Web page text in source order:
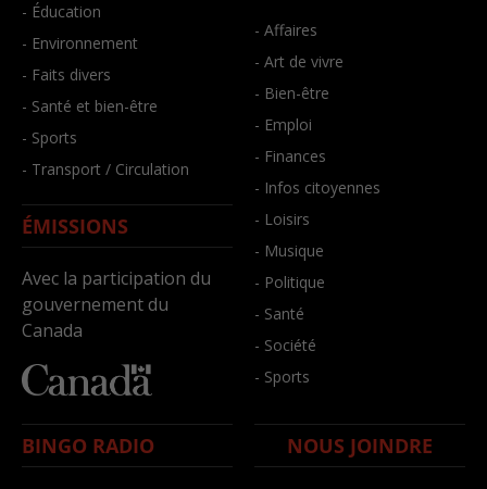
- Éducation
- Environnement
- Faits divers
- Santé et bien-être
- Sports
- Transport / Circulation
ÉMISSIONS
Avec la participation du
gouvernement du
Canada
- Affaires
- Art de vivre
- Bien-être
- Emploi
- Finances
- Infos citoyennes
- Loisirs
- Musique
- Politique
- Santé
- Société
- Sports
BINGO RADIO NOUS JOINDRE